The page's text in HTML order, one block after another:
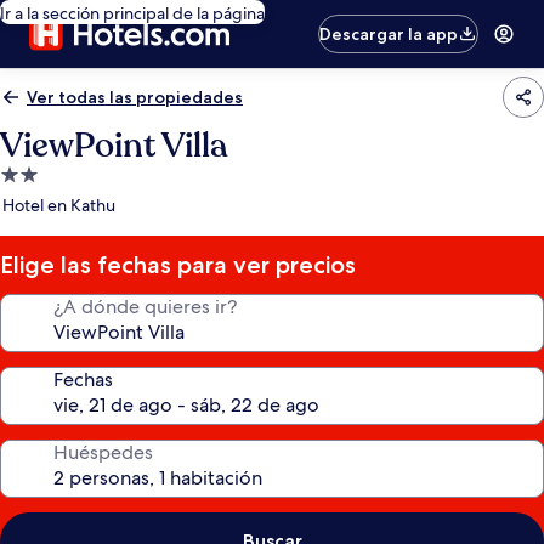
Ir a la sección principal de la página
Descargar la app
Ver todas las propiedades
ViewPoint Villa
Propiedad
de
estrellas
Hotel en Kathu
Elige las fechas para ver precios
¿A dónde quieres ir?
Fechas
Huéspedes